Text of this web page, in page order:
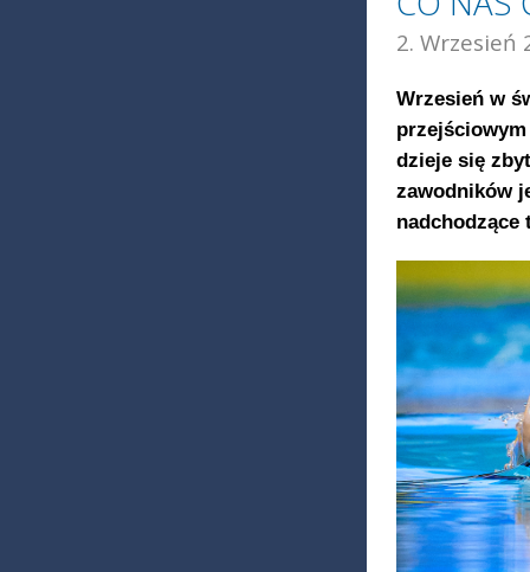
2. Wrzesień
Wrzesień w
dzieje się
zawodników
nadchodzące